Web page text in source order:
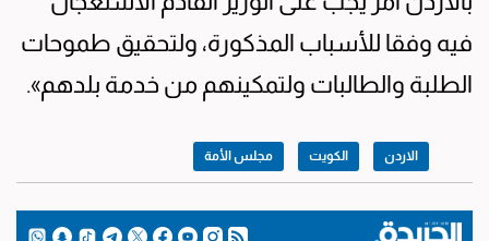
فيه وفقا للأسباب المذكورة، ولتحقيق طموحات
الطلبة والطالبات ولتمكينهم من خدمة بلدهم».
الاردن الكويت مجلس الأمة